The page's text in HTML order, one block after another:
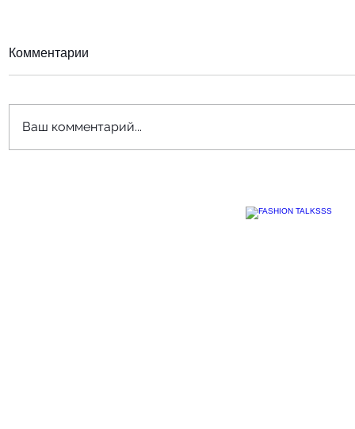
Комментарии
Ваш комментарий...